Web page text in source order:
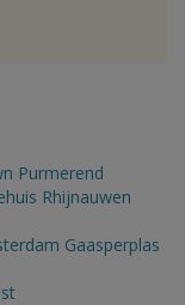
Purmerend
Rhijnauwen
Gaasperplas